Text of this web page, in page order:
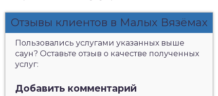
Отзывы клиентов в Малых Вязёмах
Пользовались услугами указанных выше
саун? Оставьте отзыв о качестве полученных
услуг:
Добавить комментарий